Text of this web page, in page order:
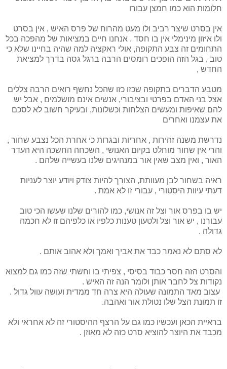
חלומות הוא כמו חמצן עבורו
אין בסרט שיצר רביב ולו מעט מהרוח של פרס האיש , אין בסרט
ולו איזון מינימלי אין בו חסד . אנחנו חיים במציאות של מהפכה בכל
התחומים זה צבע התקופה, אולי ראקציה למה שהיה בחיינו שלא כי
טוב , בגל הזה הופכים רומסים הרבה ברגל גסה בדרך למציאת
החדש ,
מטבע הדברים בתקופה שכזו כזו שהכל נחשף רואים הרבה צללים
אצל בני האדם בפרטי ובציבורי, אנשים אינם מושלמים , אבל יש
להם שאיפות ומעשים הצלחות וכשלונות, ובעיקר חשוב לא לסכם
את עצמנו ואחרים
נדרשת משנה זהירות , אחריות ובגרות כי אחרת הכל נצבע שחור ,
והרי אין שחור מוחלט בקיום האנושי , השכחה החשכה היא העדר
האור , ואין מצב שאין אור במנהיגים שלנו בעשייה שלהם .
ראיה בשחור לבן מעוותת, הצורך להיות צודק ויודע יוצר לעניות
דעתי עיוות היסטורי , עבורי זו לא אמת .
יש בו בפרס אור וצל זה אנושי, כמו להורים שלנו שעשו הכי טוב
עבורנו , יש אור וצל ולטעון טענות כלפיו או כלפיהם זו לא חכמה
גדולה .
לא סתם לא נאמר כבד את אביך ואמך ולא אהוב אותם .
והסרט הזה חסר כבוד בסיסי , צפיתי בו וחשתי שזה כמו גם למצוא
נקודות צל לחבר אותן ולומר הנה זה האיש .
עצוב מאד התמונה שעולה היא צרה חד ממדית ועושה עוול גדול .
זו תמונת הצל שלו נטולת אור ואהבה.
בראיית הכאן ועכשיו כמו גם על הרצף ההיסטורי זה לא אחראי ולא
מכבד את היוצר להוציא סרט כזה לא מאוזן .